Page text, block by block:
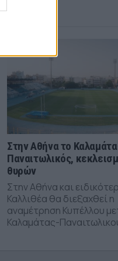
Στην Αθήνα το
Παναιτωλικός,
θυρών
Στην Αθήνα και
Καλλιθέα θα διεξαχθεί η
αναμέτρηση Κυπέλλου
Καλαμάτας-